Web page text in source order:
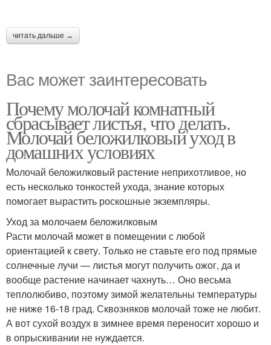
читать дальше →
Вас может заинтересовать
Почему молочай комнатный
сбрасывает листья, что делать.
Молочай беложилковый уход в
домашних условиях
Молочай беложилковый растение неприхотливое, но
есть несколько тонкостей ухода, знание которых
помогает вырастить роскошные экземпляры.
Уход за молочаем беложилковым
Расти молочай может в помещении с любой
ориентацией к свету. Только не ставьте его под прямые
солнечные лучи — листья могут получить ожог, да и
вообще растение начинает чахнуть… Оно весьма
теплолюбиво, поэтому зимой желательны температуры
не ниже 16-18 град. Сквозняков молочай тоже не любит.
А вот сухой воздух в зимнее время переносит хорошо и
в опрыскивании не нуждается.